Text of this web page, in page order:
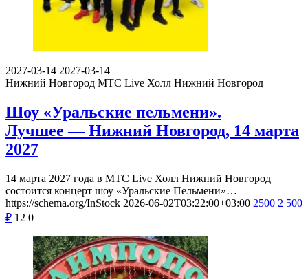
2027-03-14 2027-03-14
Нижний Новгород МТС Live Холл Нижний Новгород
Шоу «Уральские пельмени».
Лучшее — Нижний Новгород, 14 марта
2027
14 марта 2027 года в МТС Live Холл Нижний Новгород
состоится концерт шоу «Уральские Пельмени»…
https://schema.org/InStock 2026-06-02T03:22:00+03:00 2500 2 500
₽ 12 0